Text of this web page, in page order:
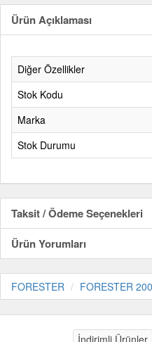
Ürün Açıklaması
Diğer Özellikler
Stok Kodu
Marka
Stok Durumu
Taksit / Ödeme Seçenekleri
Ürün Yorumları
FORESTER FORESTER
İndirimli Ürünler